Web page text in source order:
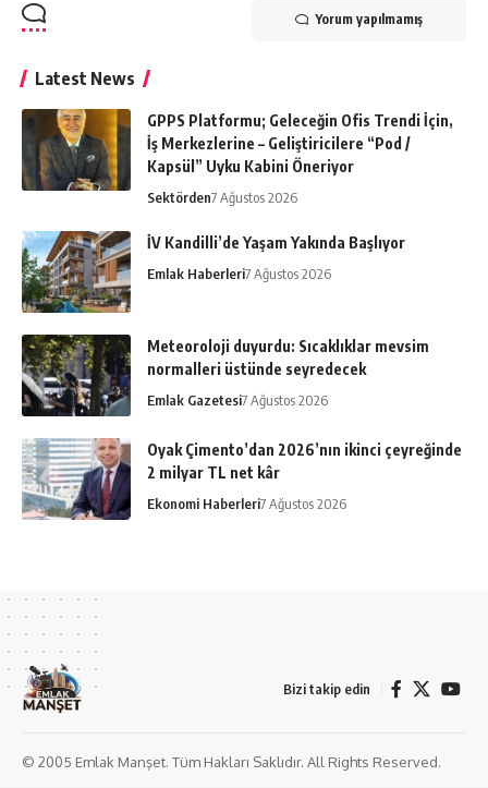
Yorum yapılmamış
Latest News
GPPS Platformu; Geleceğin Ofis Trendi İçin,
İş Merkezlerine – Geliştiricilere “Pod /
Kapsül” Uyku Kabini Öneriyor
Sektörden7 Ağustos 2026
İV Kandilli’de Yaşam Yakında Başlıyor
Emlak Haberleri7 Ağustos 2026
Meteoroloji duyurdu: Sıcaklıklar mevsim
normalleri üstünde seyredecek
Emlak Gazetesi7 Ağustos 2026
Oyak Çimento’dan 2026’nın ikinci çeyreğinde
2 milyar TL net kâr
Ekonomi Haberleri7 Ağustos 2026
Bizi takip edin
© 2005 Emlak Manşet. Tüm Hakları Saklıdır. All Rights Reserved.